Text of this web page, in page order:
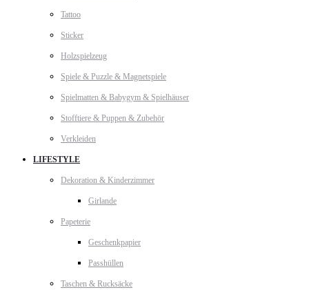
Tattoo
Sticker
Holzspielzeug
Spiele & Puzzle & Magnetspiele
Spielmatten & Babygym & Spielhäuser
Stofftiere & Puppen & Zubehör
Verkleiden
LIFESTYLE
Dekoration & Kinderzimmer
Girlande
Papeterie
Geschenkpapier
Passhüllen
Taschen & Rucksäcke